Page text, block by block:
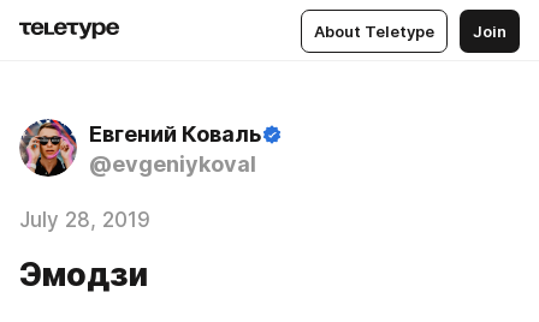
About Teletype Join
Евгений Коваль
@evgeniykoval
July 28, 2019
Эмодзи